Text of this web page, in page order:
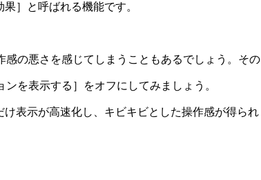
］と呼ばれる機能です。
の悪さを感じてしまうこともあるでしょう。その
を表示する］をオフにしてみましょう。
表示が高速化し、キビキビとした操作感が得られ